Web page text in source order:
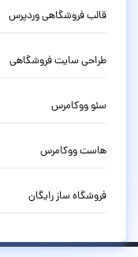
قالب فروشگاهی وردپرس
طراحی سایت فروشگاهی
سئو ووکامرس
هاست ووکامرس
فروشگاه ساز رایگان